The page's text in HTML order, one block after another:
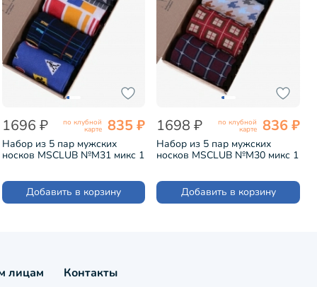
1696 ₽ по клубной
карте 835 ₽
Набор из 5 пар мужских
носков MSCLUB №М31 микс 1
Добавить в корзину
1698 ₽ по клубной
карте 836 ₽
Набор из 5 пар мужских
носков MSCLUB №М30 микс 1
Добавить в корзину
лицам Контакты